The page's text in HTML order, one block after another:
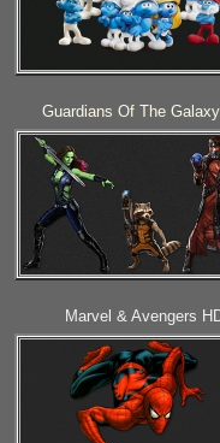
Guardians Of The
Marvel & Avengers